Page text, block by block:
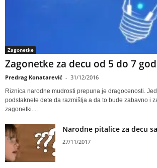
Zagonetke
Zagonetke za decu od 5 do 7
Predrag Konatarević - 31/12/2016
Riznica narodne mudrosti prepuna je dragocenosti.
podstaknete dete da razmišlja a da to bude zabavno i
zagonetki....
Narodne pitalice za decu
27/11/2017